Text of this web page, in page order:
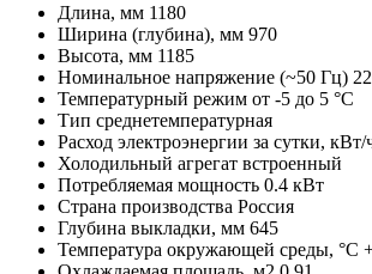
Длина, мм 1180
Ширина (глубина), мм 970
Высота, мм 1185
Номинальное напряжение (~50 Гц)
Температурный режим от -5 до 5 °C
Тип среднетемпературная
Расход электроэнергии за сутки, кВт/
Холодильный агрегат встроенный
Потребляемая мощность 0.4 кВт
Страна производства Россия
Глубина выкладки, мм 645
Температура окружающей среды, °C